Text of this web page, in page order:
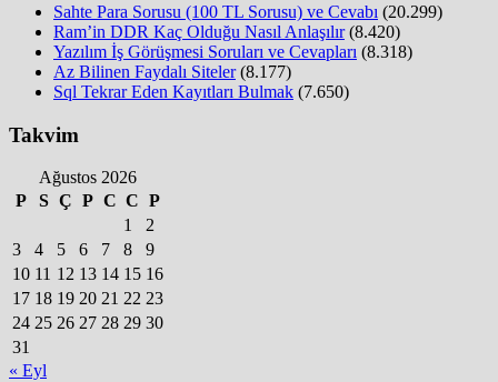
Sahte Para Sorusu (100 TL Sorusu) ve Cevabı (20.299)
Ram’in DDR Kaç Olduğu Nasıl Anlaşılır (8.420)
Yazılım İş Görüşmesi Soruları ve Cevapları (8.318)
Az Bilinen Faydalı Siteler (8.177)
Sql Tekrar Eden Kayıtları Bulmak (7.650)
Takvim
Ağustos 2026
P
S Ç P C C P
1
2
3
4 5 6 7 8
9
10 11 12 13 14 15 16
17 18 19 20 21 22 23
24 25 26 27 28 29 30
31
« Eyl